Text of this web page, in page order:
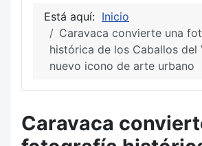
Está aquí: Inicio
Caravaca convierte una
histórica de los Caballos del
nuevo icono de arte urbano
Caravaca